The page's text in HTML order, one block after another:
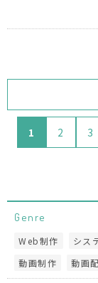
1 2 3
Genre
Web制作 シス
動画制作
動画